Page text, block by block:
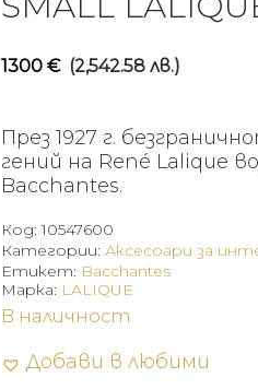
1300 € (2,542.58 лв.)
През 1927 г.
гений на René Lalique
Bacchantes.
Код:10547600
Категории: Аксесоари за
Етикет: Bacchantes
В наличност
Добави в любими
Марка: LALIQUE